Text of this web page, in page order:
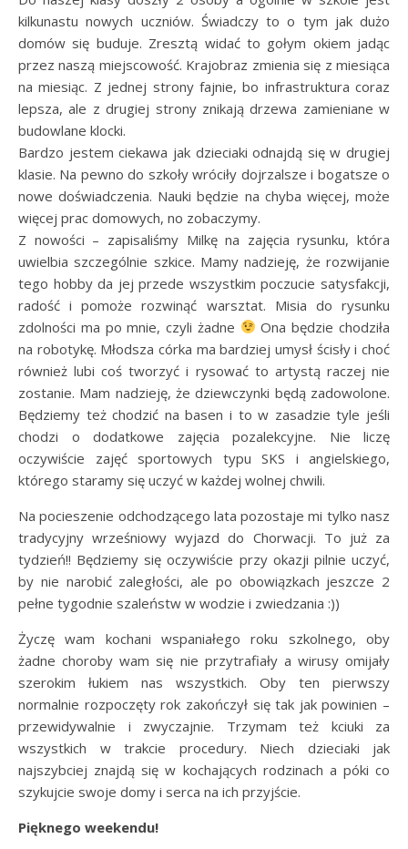
kilkunastu nowych uczniów. Świadczy to o tym jak dużo
domów się buduje. Zresztą widać to gołym okiem jadąc
przez naszą miejscowość. Krajobraz zmienia się z miesiąca
na miesiąc. Z jednej strony fajnie, bo infrastruktura coraz
lepsza, ale z drugiej strony znikają drzewa zamieniane w
budowlane klocki.
Bardzo jestem ciekawa jak dzieciaki odnajdą się w drugiej
klasie. Na pewno do szkoły wróciły dojrzalsze i bogatsze o
nowe doświadczenia. Nauki będzie na chyba więcej, może
więcej prac domowych, no zobaczymy.
Z nowości – zapisaliśmy Milkę na zajęcia rysunku, która
uwielbia szczególnie szkice. Mamy nadzieję, że rozwijanie
tego hobby da jej przede wszystkim poczucie satysfakcji,
radość i pomoże rozwinąć warsztat. Misia do rysunku
zdolności ma po mnie, czyli żadne
Ona będzie chodziła
na robotykę. Młodsza córka ma bardziej umysł ścisły i choć
również lubi coś tworzyć i rysować to artystą raczej nie
zostanie. Mam nadzieję, że dziewczynki będą zadowolone.
Będziemy też chodzić na basen i to w zasadzie tyle jeśli
chodzi o dodatkowe zajęcia pozalekcyjne. Nie liczę
oczywiście zajęć sportowych typu SKS i angielskiego,
którego staramy się uczyć w każdej wolnej chwili.
Na pocieszenie odchodzącego lata pozostaje mi tylko nasz
tradycyjny wrześniowy wyjazd do Chorwacji. To już za
tydzień!! Będziemy się oczywiście przy okazji pilnie uczyć,
by nie narobić zaległości, ale po obowiązkach jeszcze 2
pełne tygodnie szaleństw w wodzie i zwiedzania :))
Życzę wam kochani wspaniałego roku szkolnego, oby
żadne choroby wam się nie przytrafiały a wirusy omijały
szerokim łukiem nas wszystkich. Oby ten pierwszy
normalnie rozpoczęty rok zakończył się tak jak powinien –
przewidywalnie i zwyczajnie. Trzymam też kciuki za
wszystkich w trakcie procedury. Niech dzieciaki jak
najszybciej znajdą się w kochających rodzinach a póki co
szykujcie swoje domy i serca na ich przyjście.
Pięknego weekendu!